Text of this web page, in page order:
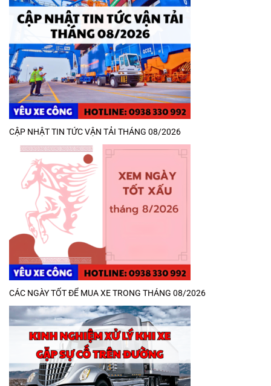
CẬP NHẬT TIN TỨC VẬN TẢI THÁNG 08/2026
CÁC NGÀY TỐT ĐỂ MUA XE TRONG THÁNG 08/2026